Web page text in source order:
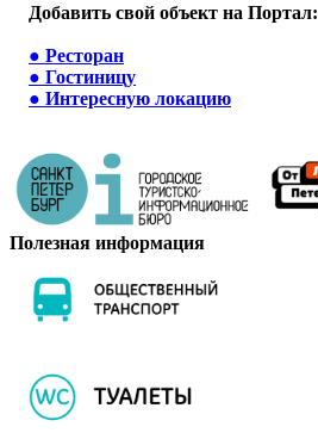
Добавить свой объект на Портал:
● Ресторан
● Гостиницу
● Интересную локацию
Полезная информация